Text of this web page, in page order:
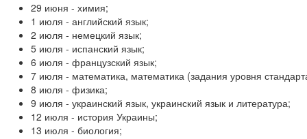
29 июня - химия;
1 июля - английский язык;
2 июля - немецкий язык;
5 июля - испанский язык;
6 июля - французский язык;
7 июля - математика, математика (задания уровня
8 июля - физика;
9 июля - украинский язык, украинский язык и литература;
12 июля - история Украины;
13 июля - биология;